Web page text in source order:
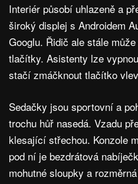
Interiér působí uhlazeně a
široký displej s Androidem
Googlu. Řidič ale stále
tlačítky. Asistenty lze
stačí zmáčknout tlačítko
Sedačky jsou sportovní a
trochu hůř nasedá. Vzadu
klesající střechou. Konzole
pod ní je bezdrátová
mohutné sloupky a